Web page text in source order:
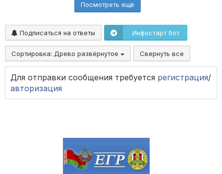
Посмотреть ещё
Подписаться на ответы Инфостарт бот
Сортировка: Древо развёрнутое Свернуть все
Для отправки сообщения требуется регистрация/
авторизация